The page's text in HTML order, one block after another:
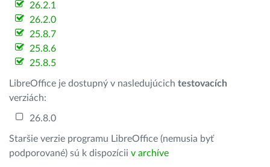
26.2.1
26.2.0
25.8.7
25.8.6
25.8.5
LibreOffice je dostupný v nasledujúcich testovacích
verziách:
26.8.0
Staršie verzie programu LibreOffice (nemusia byť
podporované) sú k dispozícii v archíve